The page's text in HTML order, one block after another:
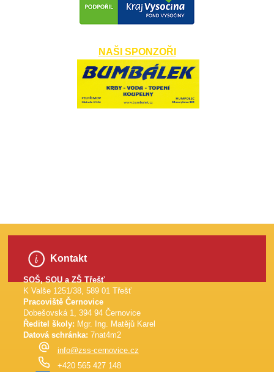
NAŠI SPONZOŘI
Kontakt
SOŠ, SOU a ZŠ Třešť
K Valše 1251/38, 589 01 Třešť
Pracoviště Černovice
Dobešovská 1, 394 94 Černovice
Ředitel školy: Mgr. Ing. Matějů Karel
Datová schránka: 7nat4m2
info@zss-cernovice.cz
+420 565 427 148